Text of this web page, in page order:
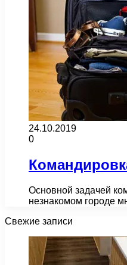
24.10.2019
0
Основной задачей
незнакомом городе
Свежие записи